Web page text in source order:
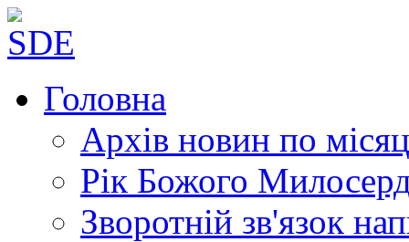
Головна
Архів новин по
Рік Божого
Зворотній зв'язок